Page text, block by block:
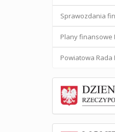
Sprawozdania
Plany finansowe
Powiatowa Rada